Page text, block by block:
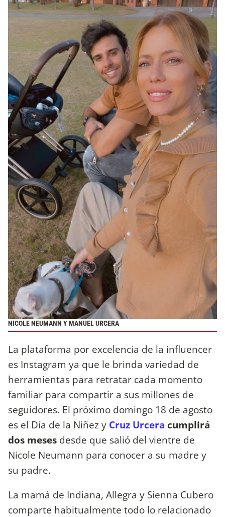
NICOLE NEUMANN Y MANUEL URCERA
La plataforma por excelencia de la influencer
es Instagram ya que le brinda variedad de
herramientas para retratar cada momento
familiar para compartir a sus millones de
seguidores. El próximo domingo 18 de agosto
es el Día de la Niñez y Cruz Urcera cumplirá
dos meses desde que salió del vientre de
Nicole Neumann para conocer a su madre y
su padre.
La mamá de Indiana, Allegra y Sienna Cubero
comparte habitualmente todo lo relacionado